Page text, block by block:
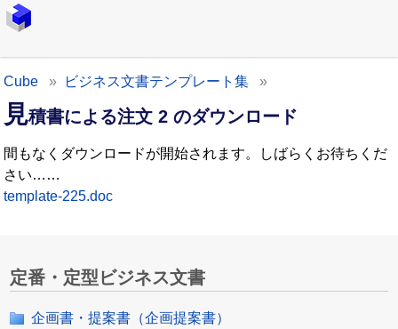
Cube ビジネス文書テンプレート集
見積書による注文 2 のダウンロード
間もなくダウンロードが開始されます。しばらくお待ちくだ
さい……
template-225.doc
定番・定型ビジネス文書
企画書・提案書（企画提案書）